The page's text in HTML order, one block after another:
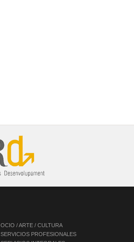
OCIO / ARTE / CULTURA
SERVICIOS PROFESIONALES